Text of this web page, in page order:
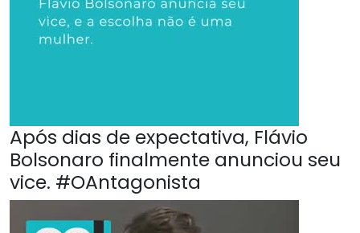
Após dias de expectativa, Flávio
Bolsonaro finalmente anunciou seu
vice. #OAntagonista